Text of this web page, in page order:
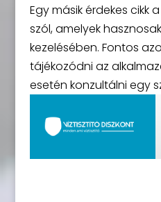
Egy másik érdekes cikk a
szól, amelyek
kezelésében. Fontos
tájékozódni az
esetén konzultálni egy